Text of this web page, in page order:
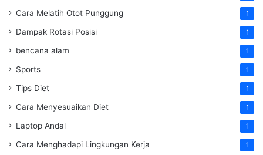
Cara Melatih Otot Punggung 1
Dampak Rotasi Posisi 1
bencana alam 1
Sports 1
Tips Diet 1
Cara Menyesuaikan Diet 1
Laptop Andal 1
Cara Menghadapi Lingkungan Kerja 1